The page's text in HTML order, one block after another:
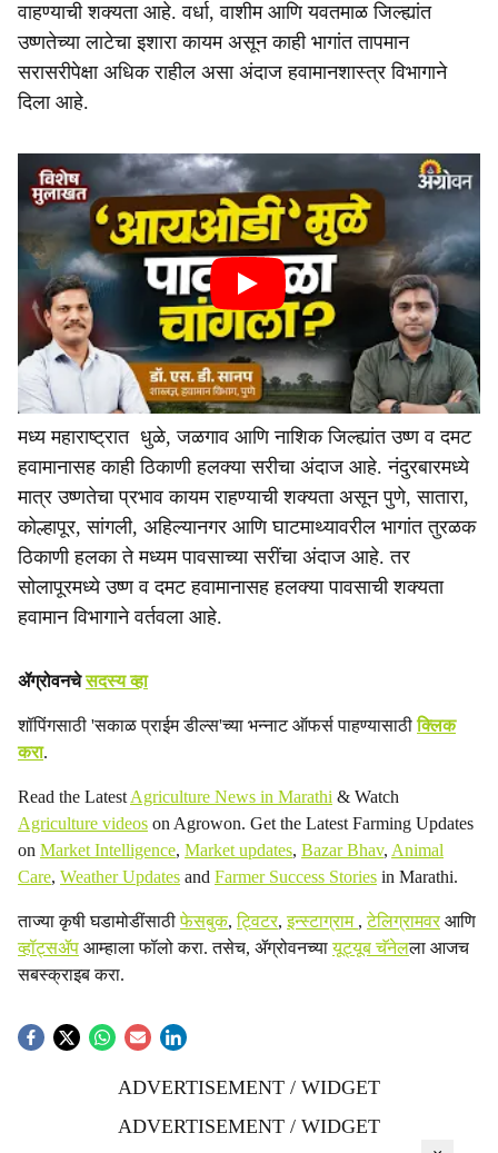
वाहण्याची शक्यता आहे. वर्धा, वाशीम आणि यवतमाळ जिल्ह्यांत
उष्णतेच्या लाटेचा इशारा कायम असून काही भागांत तापमान
सरासरीपेक्षा अधिक राहील असा अंदाज हवामानशास्त्र विभागाने
दिला आहे.
मध्य महाराष्ट्रात धुळे, जळगाव आणि नाशिक जिल्ह्यांत उष्ण व दमट
हवामानासह काही ठिकाणी हलक्या सरीचा अंदाज आहे. नंदुरबारमध्ये
मात्र उष्णतेचा प्रभाव कायम राहण्याची शक्यता असून पुणे, सातारा,
कोल्हापूर, सांगली, अहिल्यानगर आणि घाटमाथ्यावरील भागांत तुरळक
ठिकाणी हलका ते मध्यम पावसाच्या सरींचा अंदाज आहे. तर
सोलापूरमध्ये उष्ण व दमट हवामानासह हलक्या पावसाची शक्यता
हवामान विभागाने वर्तवला आहे.
ॲग्रोवनचेसदस्य व्हा
शॉपिंगसाठी 'सकाळ प्राईम डील्स'च्या भन्नाट ऑफर्स पाहण्यासाठीक्लिक
करा.
Read the Latest Agriculture News in Marathi & Watch
Agriculture videos on Agrowon. Get the Latest Farming Updates
on Market Intelligence, Market updates, Bazar Bhav, Animal
Care, Weather Updates and Farmer Success Stories in Marathi.
ताज्या कृषी घडामोडींसाठीफेसबुक,ट्विटर,इन्स्टाग्राम ,टेलिग्रामवरआणि
व्हॉट्सॲप आम्हाला फॉलो करा. तसेच, ॲग्रोवनच्यायूट्यूब चॅनेलला आजच
सबस्क्राइब करा.
ADVERTISEMENT / WIDGET
ADVERTISEMENT / WIDGET